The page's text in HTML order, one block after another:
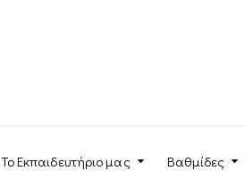
Το Εκπαιδευτήριο μας Βαθμίδες